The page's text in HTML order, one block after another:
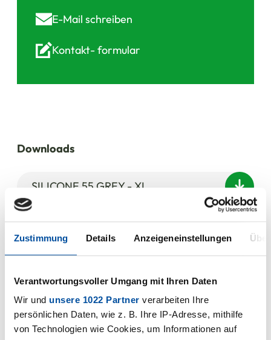
Zustimmung Details Anzeigeneinstellungen
Verantwortungsvoller Umgang mit Ihren Daten
Wir und unsere 1022 Partner verarbeiten Ihre
persönlichen Daten, wie z. B. Ihre IP-Adresse, mithilfe
von Technologien wie Cookies, um Informationen auf
E-Mail schreiben
Kontakt-formular
Downloads
SILICONE 55 GREY - XL
PDF | 103 KB